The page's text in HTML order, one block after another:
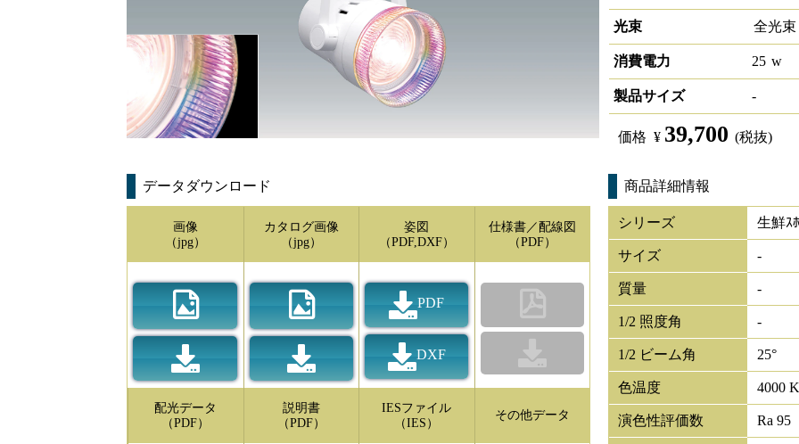
光束 全光束
消費電力 25 w
製品サイズ -
価格 ¥ 39,700 (税抜)
データダウンロード
画像
（jpg）
カタログ画像
（jpg）
姿図
（PDF,DXF）
PDF
DXF
仕様書／配線図
（PDF）
配光データ
（PDF）
説明書
（PDF）
IESファイル
（IES）
その他データ
商品詳細情報
シリーズ 生鮮ｽ
サイズ -
質量 -
1/2 照度角 -
1/2 ビーム角 25°
色温度 4000 K
演色性評価数 Ra 95